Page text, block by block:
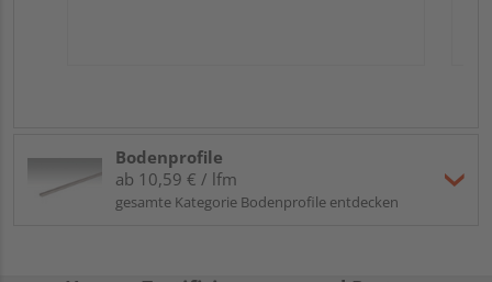
Bodenprofile
ab 10,59 € / lfm
gesamte Kategorie Bodenprofile entdecken